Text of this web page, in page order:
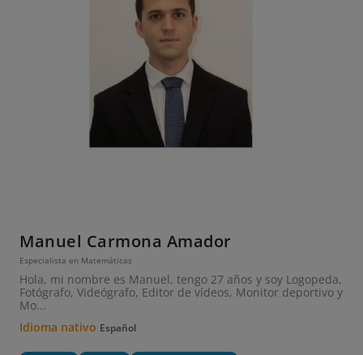
Manuel Carmona Amador
Especialista en Matemáticas
Hola, mi nombre es Manuel, tengo 27 años y soy Logopeda,
Fotógrafo, Videógrafo, Editor de vídeos, Monitor deportivo y
Mo...
Idioma nativo Español